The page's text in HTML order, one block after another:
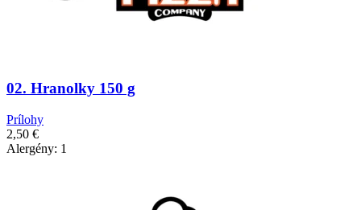
02. Hranolky 150 g
Prílohy
2,50 €
Alergény: 1